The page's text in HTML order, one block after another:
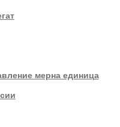
мерна единица